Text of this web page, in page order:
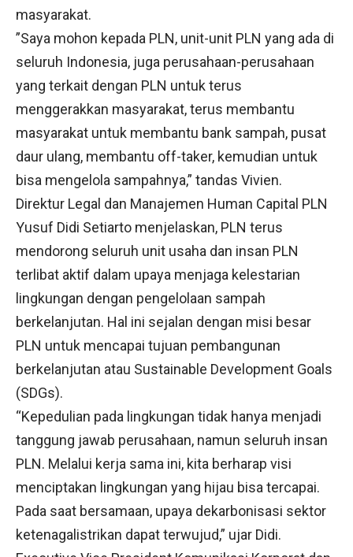
masyarakat.
”Saya mohon kepada PLN, unit-unit PLN yang ada di
seluruh Indonesia, juga perusahaan-perusahaan
yang terkait dengan PLN untuk terus
menggerakkan masyarakat, terus membantu
masyarakat untuk membantu bank sampah, pusat
daur ulang, membantu off-taker, kemudian untuk
bisa mengelola sampahnya,” tandas Vivien.
Direktur Legal dan Manajemen Human Capital PLN
Yusuf Didi Setiarto menjelaskan, PLN terus
mendorong seluruh unit usaha dan insan PLN
terlibat aktif dalam upaya menjaga kelestarian
lingkungan dengan pengelolaan sampah
berkelanjutan. Hal ini sejalan dengan misi besar
PLN untuk mencapai tujuan pembangunan
berkelanjutan atau Sustainable Development Goals
(SDGs).
“Kepedulian pada lingkungan tidak hanya menjadi
tanggung jawab perusahaan, namun seluruh insan
PLN. Melalui kerja sama ini, kita berharap visi
menciptakan lingkungan yang hijau bisa tercapai.
Pada saat bersamaan, upaya dekarbonisasi sektor
ketenagalistrikan dapat terwujud,” ujar Didi.